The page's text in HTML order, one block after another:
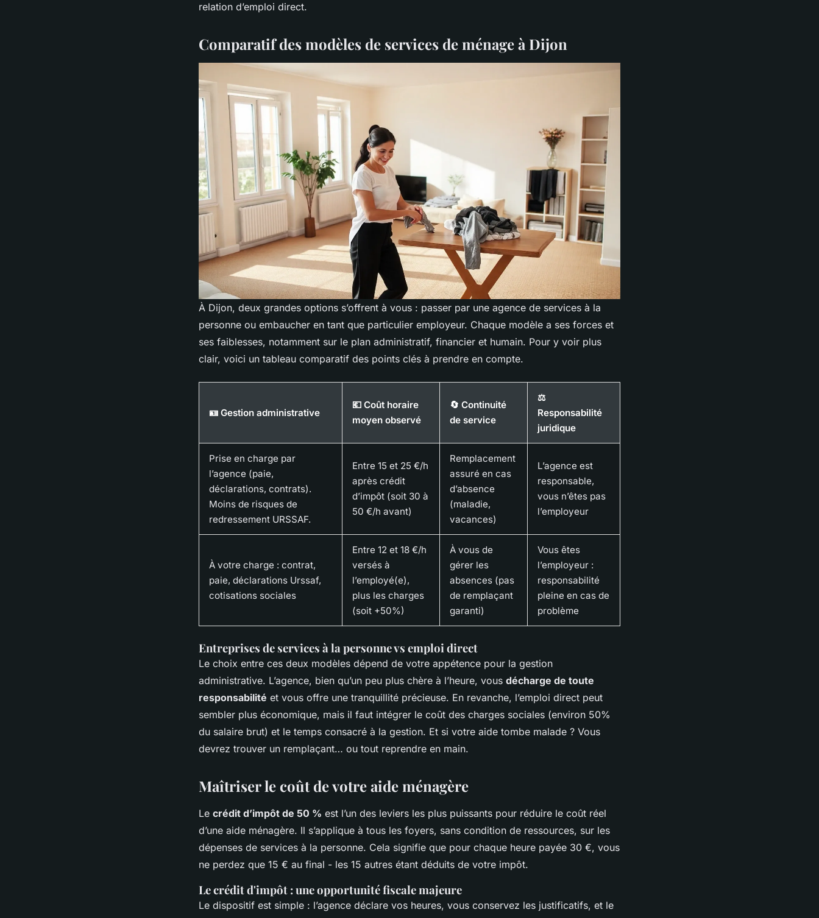
relation d’emploi direct.
Comparatif des modèles de services de ménage à Dijon
À Dijon, deux grandes options s’offrent à vous : passer par une agence de services à la
personne ou embaucher en tant que particulier employeur. Chaque modèle a ses forces et
ses faiblesses, notamment sur le plan administratif, financier et humain. Pour y voir plus
clair, voici un tableau comparatif des points clés à prendre en compte.
🪪 Gestion administrative
💶 Coût horaire
moyen observé
🔄 Continuité
de service
⚖️
Responsabilité
juridique
Prise en charge par
l’agence (paie,
déclarations, contrats).
Moins de risques de
redressement URSSAF.
Entre 15 et 25 €/h
après crédit
d’impôt (soit 30 à
50 €/h avant)
Remplacement
assuré en cas
d’absence
(maladie,
vacances)
L’agence est
responsable,
vous n’êtes pas
l’employeur
À votre charge : contrat,
paie, déclarations Urssaf,
cotisations sociales
Entre 12 et 18 €/h
versés à
l’employé(e),
plus les charges
(soit +50%)
À vous de
gérer les
absences (pas
de remplaçant
garanti)
Vous êtes
l’employeur :
responsabilité
pleine en cas de
problème
Entreprises de services à la personne vs emploi direct
Le choix entre ces deux modèles dépend de votre appétence pour la gestion
administrative. L’agence, bien qu’un peu plus chère à l’heure, vous décharge de toute
responsabilité et vous offre une tranquillité précieuse. En revanche, l’emploi direct peut
sembler plus économique, mais il faut intégrer le coût des charges sociales (environ 50%
du salaire brut) et le temps consacré à la gestion. Et si votre aide tombe malade ? Vous
devrez trouver un remplaçant… ou tout reprendre en main.
Maîtriser le coût de votre aide ménagère
Le crédit d’impôt de 50 % est l’un des leviers les plus puissants pour réduire le coût réel
d’une aide ménagère. Il s’applique à tous les foyers, sans condition de ressources, sur les
dépenses de services à la personne. Cela signifie que pour chaque heure payée 30 €, vous
ne perdez que 15 € au final - les 15 autres étant déduits de votre impôt.
Le crédit d'impôt : une opportunité fiscale majeure
Le dispositif est simple : l’agence déclare vos heures, vous conservez les justificatifs, et le